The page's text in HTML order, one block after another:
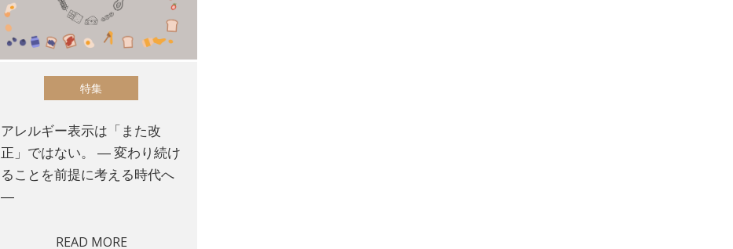
特集
アレルギー表示は「また改
正」ではない。 ― 変わり続け
ることを前提に考える時代へ
―
READ MORE